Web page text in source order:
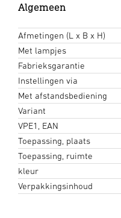
Algemeen
Afmetingen (L x B x H)
Met lampjes
Fabrieksgarantie
Instellingen via
Met afstandsbediening
Variant
VPE1, EAN
Toepassing, plaats
Toepassing, ruimte
kleur
Verpakkingsinhoud